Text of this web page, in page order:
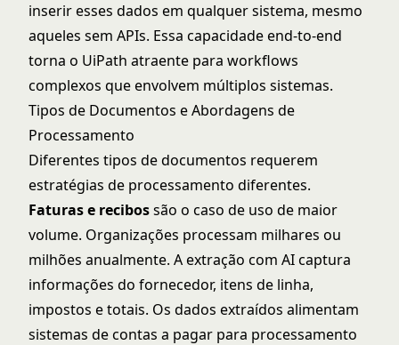
inserir esses dados em qualquer sistema, mesmo
aqueles sem APIs. Essa capacidade end-to-end
torna o UiPath atraente para workflows
complexos que envolvem múltiplos sistemas.
Tipos de Documentos e Abordagens de
Processamento
Diferentes tipos de documentos requerem
estratégias de processamento diferentes.
Faturas e recibossão o caso de uso de maior
volume. Organizações processam milhares ou
milhões anualmente. A extração com AI captura
informações do fornecedor, itens de linha,
impostos e totais. Os dados extraídos alimentam
sistemas de contas a pagar para processamento